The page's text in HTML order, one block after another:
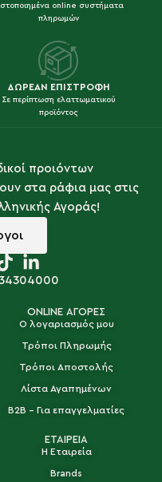
online συστήματα
πληρωμών
ΔΩΡΕΑΝ ΕΠΙΣΤΡΟΦΗ
Σε περίπτωση ελαττωματικού
προϊόντος
προιόντων
στα ράφια μας στις
Αγοράς!
ONLINE ΑΓΟΡΕΣ
Ο λογαριασμός μου
Τρόποι Πληρωμής
Τρόποι Αποστολής
Λίστα Αγαπημένων
B2B - Για επαγγελματίες
ΕΤΑΙΡΕΙΑ
Η Εταιρεία
Brands